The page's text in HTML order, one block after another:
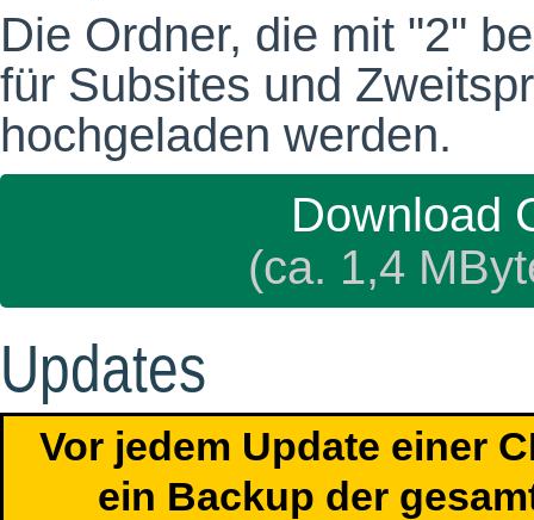
Die Ordner, die mit "2"
für Subsites und
hochgeladen werden.
Download
(ca. 1,4
Updates
Vor jedem Update einer
ein Backup der